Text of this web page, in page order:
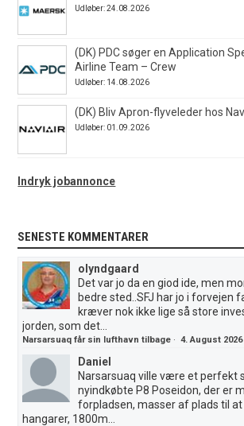
Udløber: 24.08.2026
(DK) PDC søger en Application
Airline Team – Crew
Udløber: 14.08.2026
(DK) Bliv Apron-flyveleder hos
Udløber: 01.09.2026
Indryk jobannonce
SENESTE KOMMENTARER
olyndgaard
Det var jo da en giod ide, men
bedre sted..SFJ har jo i forvejen
kræver nok ikke lige så store
jorden, som det...
Narsarsuaq får sin lufthavn tilbage ·4. August 2026
Daniel
Narsarsuaq ville være et perfekt
nyindkøbte P8 Poseidon, der er
forpladsen, masser af plads til
hangarer, 1800m...